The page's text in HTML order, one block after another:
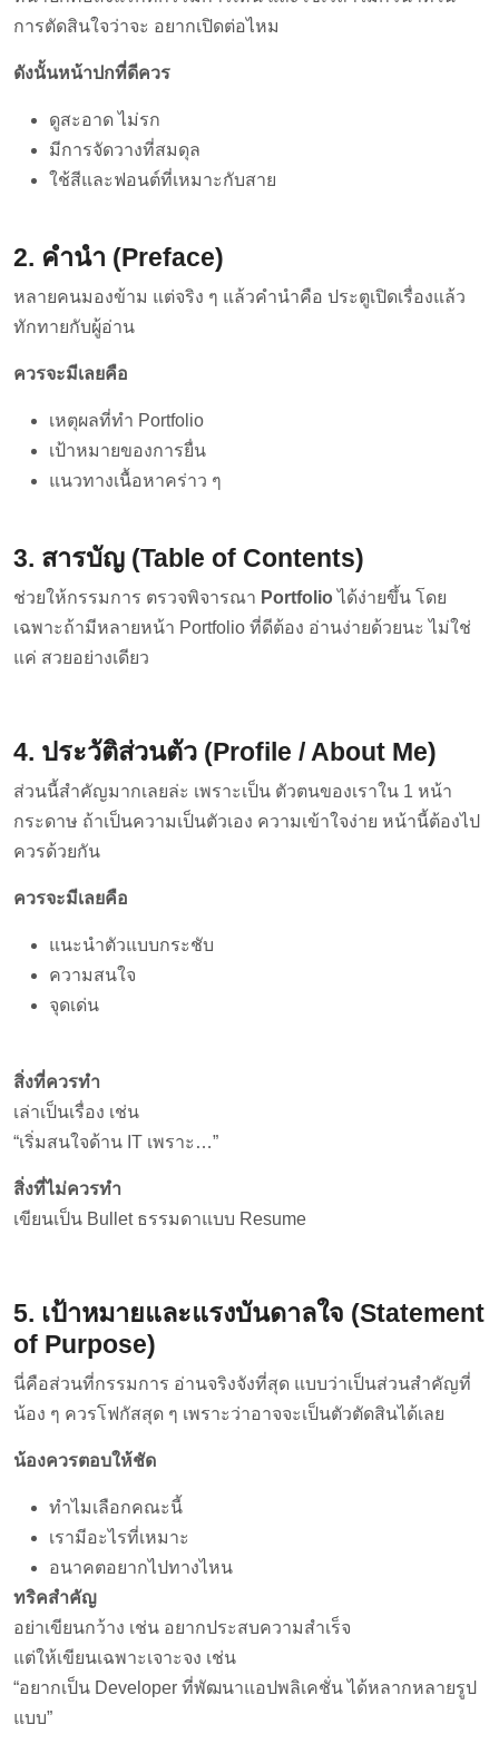
การตัดสินใจว่าจะ อยากเปิดต่อไหม
ดังนั้นหน้าปกที่ดีควร
ดูสะอาด ไม่รก
มีการจัดวางที่สมดุล
ใช้สีและฟอนต์ที่เหมาะกับสาย
2. คำนำ (Preface)
หลายคนมองข้าม แต่จริง ๆ แล้วคำนำคือ ประตูเปิดเรื่องแล้ว
ทักทายกับผู้อ่าน
ควรจะมีเลยคือ
เหตุผลที่ทำ Portfolio
เป้าหมายของการยื่น
แนวทางเนื้อหาคร่าว ๆ
3. สารบัญ (Table of Contents)
ช่วยให้กรรมการ ตรวจพิจารณา Portfolioได้ง่ายขึ้น โดย
เฉพาะถ้ามีหลายหน้า Portfolio ที่ดีต้อง อ่านง่ายด้วยนะ ไม่ใช่
แค่ สวยอย่างเดียว
4. ประวัติส่วนตัว (Profile / About Me)
ส่วนนี้สำคัญมากเลยล่ะ เพราะเป็น ตัวตนของเราใน 1 หน้า
กระดาษ ถ้าเป็นความเป็นตัวเอง ความเข้าใจง่าย หน้านี้ต้องไป
ควรด้วยกัน
ควรจะมีเลยคือ
แนะนำตัวแบบกระชับ
ความสนใจ
จุดเด่น
สิ่งที่ควรทำ
เล่าเป็นเรื่อง เช่น
“เริ่มสนใจด้าน IT เพราะ…”
สิ่งที่ไม่ควรทำ
เขียนเป็น Bullet ธรรมดาแบบ Resume
5. เป้าหมายและแรงบันดาลใจ (Statement
of Purpose)
นี่คือส่วนที่กรรมการ อ่านจริงจังที่สุด แบบว่าเป็นส่วนสำคัญที่
น้อง ๆ ควรโฟกัสสุด ๆ เพราะว่าอาจจะเป็นตัวตัดสินได้เลย
น้องควรตอบให้ชัด
ทำไมเลือกคณะนี้
เรามีอะไรที่เหมาะ
อนาคตอยากไปทางไหน
ทริคสำคัญ
อย่าเขียนกว้าง เช่น อยากประสบความสำเร็จ
แต่ให้เขียนเฉพาะเจาะจง เช่น
“อยากเป็น Developer ที่พัฒนาแอปพลิเคชั่น ได้หลากหลายรูป
แบบ”